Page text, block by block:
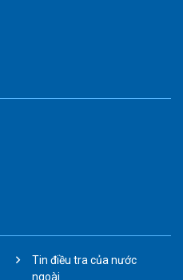
Tin điều tra của nước
ngoài